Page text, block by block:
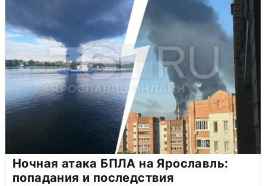
Ночная атака БПЛА на Ярославль:
попадания и последствия